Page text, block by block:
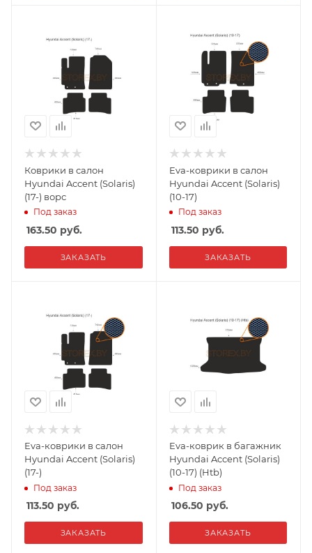
Коврики в салон
Hyundai Accent (Solaris)
(17-) ворс
Под заказ
163.50 руб.
ЗАКАЗАТЬ
Eva-коврики в салон
Hyundai Accent (Solaris)
(10-17)
Под заказ
113.50 руб.
ЗАКАЗАТЬ
Eva-коврики в салон
Hyundai Accent (Solaris)
(17-)
Под заказ
113.50 руб.
ЗАКАЗАТЬ
Eva-коврик в багажник
Hyundai Accent (Solaris)
(10-17) (Htb)
Под заказ
106.50 руб.
ЗАКАЗАТЬ